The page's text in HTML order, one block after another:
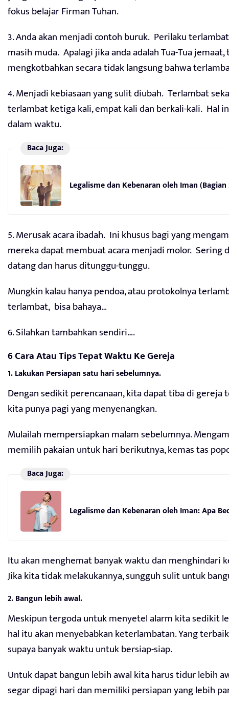
fokus belajar Firman Tuhan.
3. Anda akan menjadi contoh buruk. Perilaku
masih muda. Apalagi jika anda adalah Tua-Tua
mengkotbahkan secara tidak langsung bahwa
4. Menjadi kebiasaan yang sulit diubah. Terlambat
terlambat ketiga kali, empat kali dan berkali-kali. Hal
dalam waktu.
Baca Juga:
Legalisme dan Kebenaran oleh Iman
5. Merusak acara ibadah. Ini khusus bagi yang
mereka dapat membuat acara menjadi molor.
datang dan harus ditunggu-tunggu.
Mungkin kalau hanya pendoa, atau protokolnya
terlambat, bisa bahaya…
6. Silahkan tambahkan sendiri….
6 Cara Atau Tips Tepat Waktu Ke Gereja
1. Lakukan Persiapan satu hari sebelumnya.
Dengan sedikit perencanaan, kita dapat tiba di
kita punya pagi yang menyenangkan.
Mulailah mempersiapkan malam sebelumnya.
memilih pakaian untuk hari berikutnya, kemas tas
Baca Juga:
Legalisme dan Kebenaran oleh Iman: Apa
Itu akan menghemat banyak waktu dan menghindari
Jika kita tidak melakukannya, sungguh sulit untuk
2. Bangun lebih awal.
Meskipun tergoda untuk menyetel alarm kita sedikit
hal itu akan menyebabkan keterlambatan. Yang
supaya banyak waktu untuk bersiap-siap.
Untuk dapat bangun lebih awal kita harus tidur lebih
segar dipagi hari dan memiliki persiapan yang lebih